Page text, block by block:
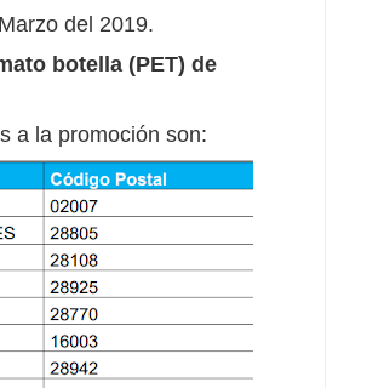
del 2019.
botella (PET) de
a la promoción son: